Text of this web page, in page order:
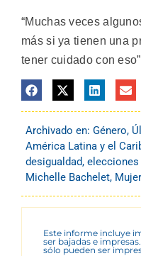
“Muchas veces
más si ya tienen una
tener cuidado con
Archivado en: Género,
América Latina y el
desigualdad,
Michelle Bachelet,
Este informe incluye
ser bajadas e
sólo pueden ser